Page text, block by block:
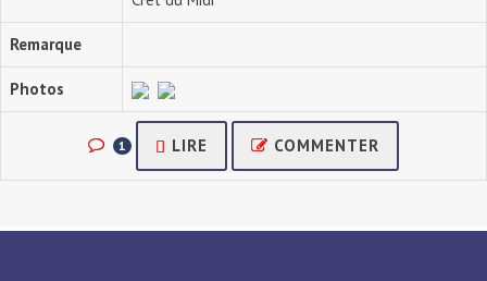
Remarque
Photos
1 LIRE COMMENTER